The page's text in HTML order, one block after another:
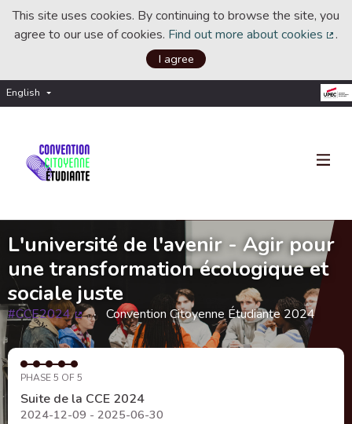
This site uses cookies. By continuing to browse the site, you
agree to our use of cookies. Find out more about cookies .
I agree
English Choisir la langue
L'université de l'avenir - Agir pour
une transformation écologique et
sociale juste
#CCE2024
(External link)
Convention Citoyenne Étudiante 2024
PHASE 5 OF 5
Suite de la CCE 2024
2024-12-09 - 2025-06-30